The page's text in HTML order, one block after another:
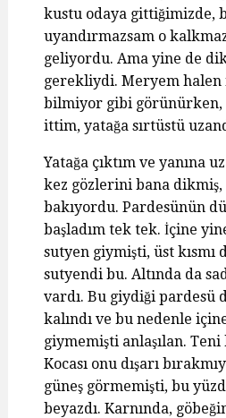
kustu odaya gittiğimizde,
uyandırmazsam o
geliyordu. Ama yine de
gerekliydi. Meryem halen
bilmiyor gibi görünürken,
ittim, yatağa sırtüstü
Yatağa çıktım ve yanına
kez gözlerini bana
bakıyordu. Pardesünün
başladım tek tek. İçine
sutyen giymişti, üst
sutyendi bu. Altında da
vardı. Bu giydiği pardesü
kalındı ve bu nedenle
giymemişti anlaşılan.
Kocası onu dışarı
güneş görmemişti, bu
beyazdı. Karnında,